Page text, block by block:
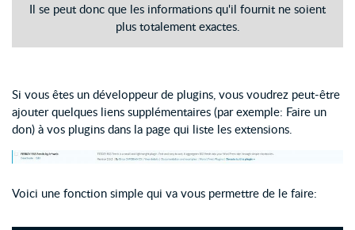
Il se peut donc que les informations qu'il fournit ne soient
plus totalement exactes.
Si vous êtes un développeur de plugins, vous voudrez peut-être
ajouter quelques liens supplémentaires (par exemple: Faire un
don) à vos plugins dans la page qui liste les extensions.
Voici une fonction simple qui va vous permettre de le faire: